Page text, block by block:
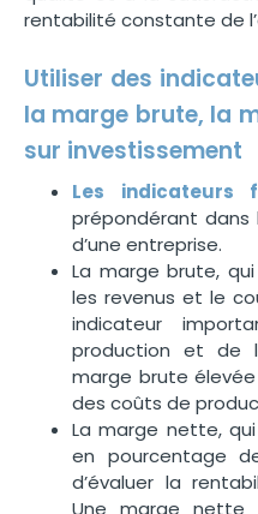
rentabilité constante de
Utiliser des
la marge brute, la
sur investissement
Les indicateurs
prépondérant dans
d’une entreprise.
La marge brute,
les revenus et le
indicateur
production et de
marge brute
des coûts de
La marge nette,
en pourcentage
d’évaluer la
Une marge nette